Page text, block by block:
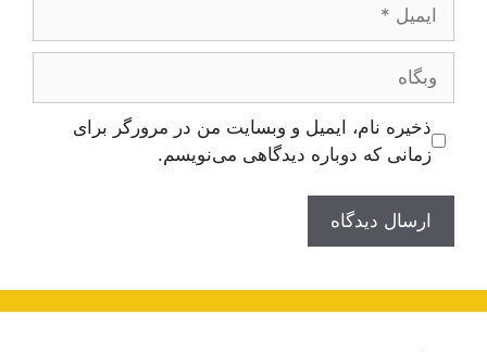
وبگاه
ذخیره نام، ایمیل و وبسایت من در مرورگر برای
زمانی که دوباره دیدگاهی می‌نویسم.